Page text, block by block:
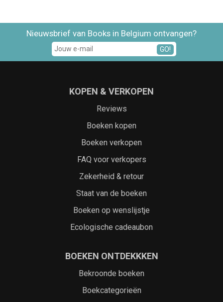
Nieuwsbrief van Books in Belgium ontvangen?
GO!
KOPEN & VERKOPEN
Reviews
Boeken kopen
Boeken verkopen
FAQ voor verkopers
Zekerheid & retour
Staat van de boeken
Boeken op wenslijstje
Ecologische cadeaubon
BOEKEN ONTDEKKKEN
Bekroonde boeken
Boekcategorieën